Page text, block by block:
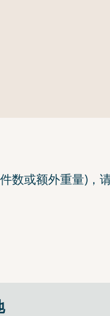
或额外重量)，